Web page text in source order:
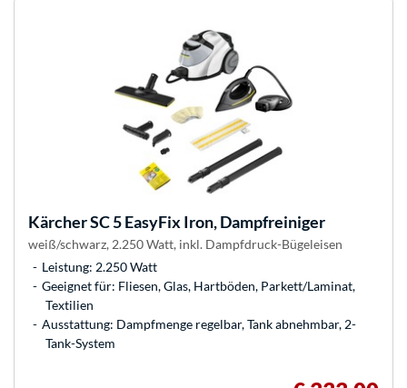
KärcherSC 5 EasyFix Iron, Dampfreiniger
weiß/schwarz, 2.250 Watt, inkl. Dampfdruck-Bügeleisen
Leistung: 2.250 Watt
Geeignet für: Fliesen, Glas, Hartböden, Parkett/Laminat,
Textilien
Ausstattung: Dampfmenge regelbar, Tank abnehmbar, 2-
Tank-System